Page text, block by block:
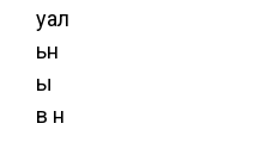
уал
ьн
ы
в н